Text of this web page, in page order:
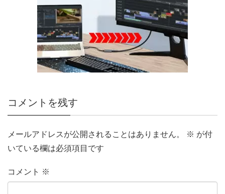
コメントを残す
メールアドレスが公開されることはありません。 ※ が付
いている欄は必須項目です
コメント ※